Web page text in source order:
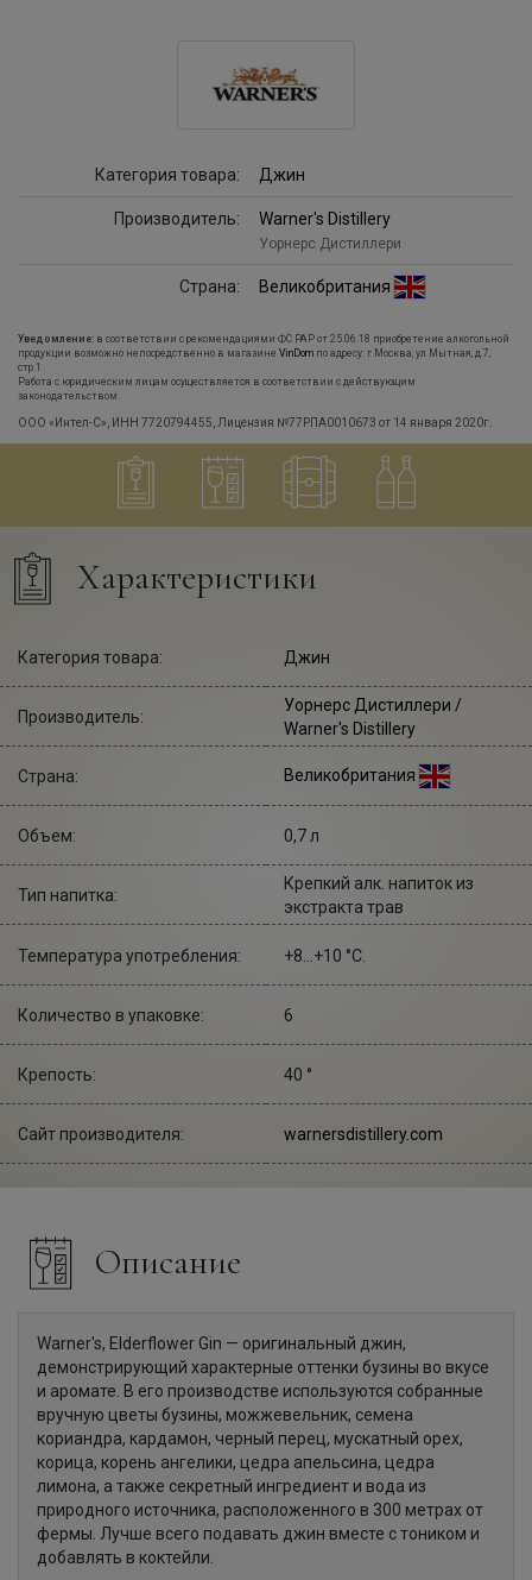
Категория товара: Джин
Производитель: Warner's Distillery
Уорнерс Дистиллери
Страна: Великобритания
Уведомление: в соответствии с рекомендациями ФС РАР от 25.06.18 приобретение алкогольной
продукции возможно непосредственно в магазине VinDom по адресу: г.Москва, ул.Мытная, д.7,
стр.1
Работа с юридическим лицам осуществляется в соответствии с действующим
законодательством.
ООО «Интел-С», ИНН 7720794455, Лицензия №77РПА0010673 от 14 января 2020г.
Характеристики
Категория товара: Джин
Производитель:
Уорнерс Дистиллери /
Warner's Distillery
Страна: Великобритания
Объем: 0,7 л
Тип напитка:
Крепкий алк. напиток из
экстракта трав
Температура употребления: +8...+10 °С.
Количество в упаковке: 6
Крепость: 40 °
Сайт производителя: warnersdistillery.com
Описание
Warner's, Elderflower Gin — оригинальный джин,
демонстрирующий характерные оттенки бузины во вкусе
и аромате. В его производстве используются собранные
вручную цветы бузины, можжевельник, семена
кориандра, кардамон, черный перец, мускатный орех,
корица, корень ангелики, цедра апельсина, цедра
лимона, а также секретный ингредиент и вода из
природного источника, расположенного в 300 метрах от
фермы. Лучше всего подавать джин вместе с тоником и
добавлять в коктейли.